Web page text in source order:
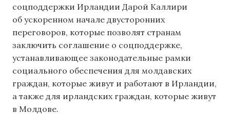
соцподдержки Ирландии Дарой Каллири
об ускоренном начале двусторонних
переговоров, которые позволят странам
заключить соглашение о соцподдержке,
устанавливающее законодательные рамки
социального обеспечения для молдавских
граждан, которые живут и работают в Ирландии,
а также для ирландских граждан, которые живут
в Молдове.